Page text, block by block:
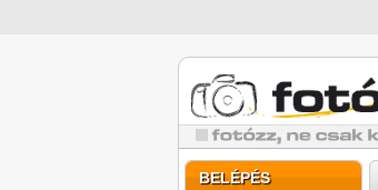
BELÉPÉS